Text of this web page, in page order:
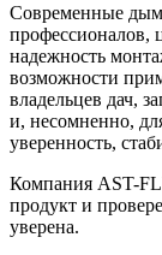
Современные
профессионалов,
надежность
возможности
владельцев дач,
и, несомненно,
уверенность,
Компания AST-
продукт и
уверена.